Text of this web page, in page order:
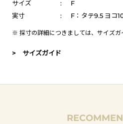
サイズ
:
F
実寸
: F：タテ9.5 ヨコ
※ 採寸の詳細につきましては、 サイズガ
> サイズガイド